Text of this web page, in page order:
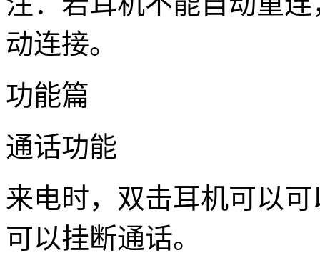
动连接。
功能篇
通话功能
来电时，双击耳机可以
可以挂断通话。